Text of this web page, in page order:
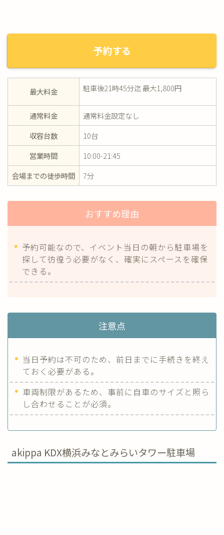
予約する
最大料金 駐車後21時45分迄 最大1,800円
通常料金
通常料金設定なし
収容台数
10台
営業時間
10:00-21:45
会場までの徒歩時間
7分
おすすめ理由
予約可能なので、イベント当日の朝から駐車場を
探して彷徨う必要がなく、確実にスペースを確保
できる。
注意点
当日予約は不可のため、前日までに手続きを終え
ておく必要がある。
車両制限があるため、事前に自車のサイズと照ら
し合わせることが必須。
akippa KDX横浜みなとみらいタワー駐車場